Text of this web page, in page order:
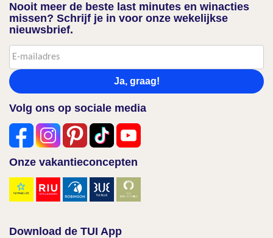
Nooit meer de beste last minutes en winacties
missen? Schrijf je in voor onze wekelijkse
nieuwsbrief.
Ja, graag!
Volg ons op sociale media
Onze vakantieconcepten
Download de TUI App